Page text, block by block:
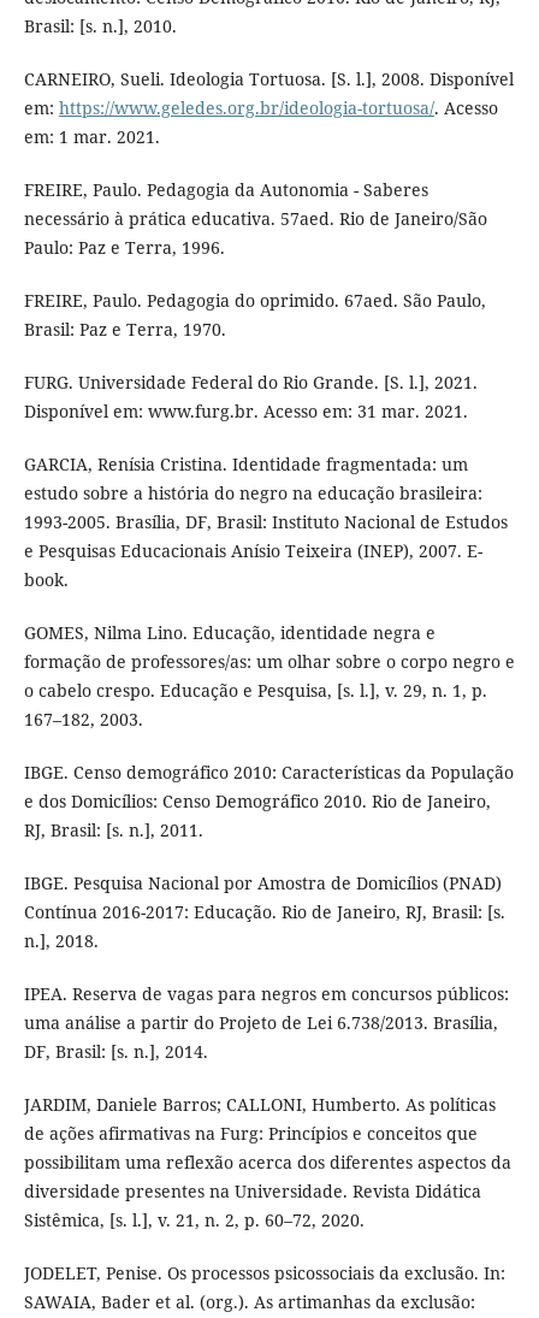
Brasil: [s. n.], 2010.
CARNEIRO, Sueli. Ideologia Tortuosa. [S. l.], 2008. Disponível
em: https://www.geledes.org.br/ideologia-tortuosa/. Acesso
em: 1 mar. 2021.
FREIRE, Paulo. Pedagogia da Autonomia - Saberes
necessário à prática educativa. 57aed. Rio de Janeiro/São
Paulo: Paz e Terra, 1996.
FREIRE, Paulo. Pedagogia do oprimido. 67aed. São Paulo,
Brasil: Paz e Terra, 1970.
FURG. Universidade Federal do Rio Grande. [S. l.], 2021.
Disponível em: www.furg.br. Acesso em: 31 mar. 2021.
GARCIA, Renísia Cristina. Identidade fragmentada: um
estudo sobre a história do negro na educação brasileira:
1993-2005. Brasília, DF, Brasil: Instituto Nacional de Estudos
e Pesquisas Educacionais Anísio Teixeira (INEP), 2007. E-
book.
GOMES, Nilma Lino. Educação, identidade negra e
formação de professores/as: um olhar sobre o corpo negro e
o cabelo crespo. Educação e Pesquisa, [s. l.], v. 29, n. 1, p.
167–182, 2003.
IBGE. Censo demográfico 2010: Características da População
e dos Domicílios: Censo Demográfico 2010. Rio de Janeiro,
RJ, Brasil: [s. n.], 2011.
IBGE. Pesquisa Nacional por Amostra de Domicílios (PNAD)
Contínua 2016-2017: Educação. Rio de Janeiro, RJ, Brasil: [s.
n.], 2018.
IPEA. Reserva de vagas para negros em concursos públicos:
uma análise a partir do Projeto de Lei 6.738/2013. Brasília,
DF, Brasil: [s. n.], 2014.
JARDIM, Daniele Barros; CALLONI, Humberto. As políticas
de ações afirmativas na Furg: Princípios e conceitos que
possibilitam uma reflexão acerca dos diferentes aspectos da
diversidade presentes na Universidade. Revista Didática
Sistêmica, [s. l.], v. 21, n. 2, p. 60–72, 2020.
JODELET, Penise. Os processos psicossociais da exclusão. In:
SAWAIA, Bader et al. (org.). As artimanhas da exclusão: